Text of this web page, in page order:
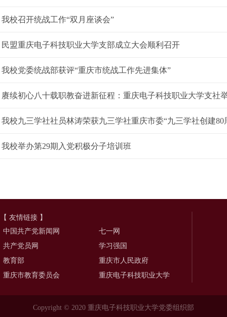
我校召开统战工作“双月座谈会”
民盟重庆电子科技职业大学支部成立大会顺利召开
我校党委统战部获评“重庆市统战工作先进集体”
赓续初心八十载职教奋进新征程：重庆电子科技职业大学支社
我校九三学社社员林涛荣获九三学社重庆市委“九三学社创建
我校举办第29期入党积极分子培训班
【 友情链接 】
中国共产党新闻网
七一网
共产党员网
学习强国
教育部
重庆市人民政府
重庆市教育委员会
重庆电子科技职业大学
Copyright © 2020 重庆电子科技职业大学党委组织部